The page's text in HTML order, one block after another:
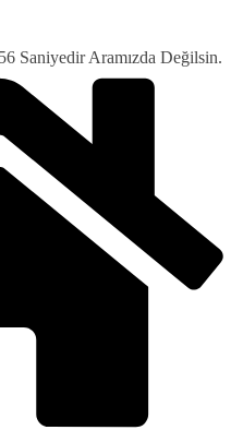
Saniyedir Aramızda Değilsin.